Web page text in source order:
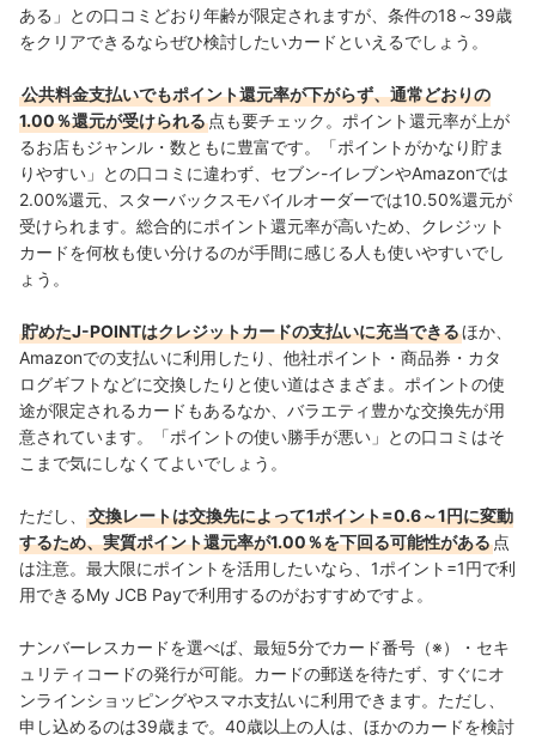
ある」との口コミどおり年齢が限定されますが、 条件の18～39歳
をクリアできるならぜひ検討したいカードといえるでしょう。
公共料金支払いでもポイント還元率が下がらず、通常どおりの
1.00％還元が受けられる 点も要チェック。ポイント還元率が上が
るお店もジャンル・数ともに豊富です。「ポイントがかなり貯ま
りやすい」との口コミに違わず、セブン-イレブンやAmazonでは
2.00%還元、スターバックスモバイルオーダーでは10.50%還元が
受けられます。総合的にポイント還元率が高いため、クレジット
カードを何枚も使い分けるのが手間に感じる人も使いやすいでし
ょう。
貯めたJ-POINTはクレジットカードの支払いに充当できるほか、
Amazonでの支払いに利用したり、他社ポイント・商品券・カタ
ログギフトなどに交換したりと使い道はさまざま。ポイントの使
途が限定されるカードもあるなか、バラエティ豊かな交換先が用
意されています。「ポイントの使い勝手が悪い」との口コミはそ
こまで気にしなくてよいでしょう。
ただし、
交換レートは交換先によって1ポイント=0.6～1円に変動
するため、実質ポイント還元率が1.00％を下回る可能性がある 点
は注意。最大限にポイントを活用したいなら、1ポイント=1円で利
用できるMy JCB Payで利用するのがおすすめですよ。
ナンバーレスカードを選べば、最短5分でカード番号（※）・セキ
ュリティコードの発行が可能。カードの郵送を待たず、すぐにオ
ンラインショッピングやスマホ支払いに利用できます。ただし、
申し込めるのは39歳まで。 40歳以上の人は、ほかのカードを検討